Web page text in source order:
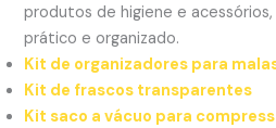
produtos de higiene e
prático e organizado.
Kit de organizadores para
Kit de frascos transparentes
Kit saco a vácuo para